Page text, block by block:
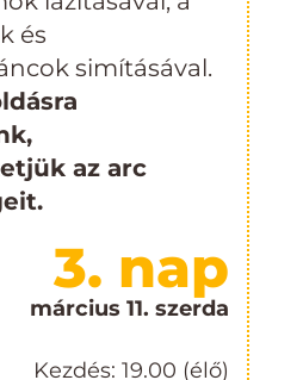
és
simításával.
az arc
3. nap
március 11. szerda
Kezdés: 19.00 (élő)